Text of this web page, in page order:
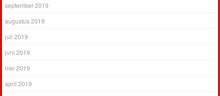
september 2019
augustus 2019
juli 2019
juni 2019
mei 2019
april 2019